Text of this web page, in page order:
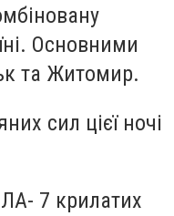
Основними
та Житомир.
сил цієї ночі
7 крилатих